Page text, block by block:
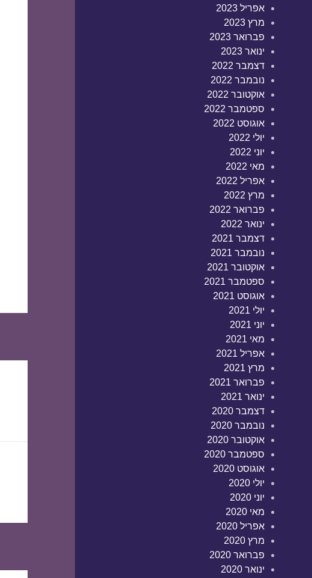
אפריל 2023
מרץ 2023
פברואר 2023
ינואר 2023
דצמבר 2022
נובמבר 2022
אוקטובר 2022
ספטמבר 2022
אוגוסט 2022
יולי 2022
יוני 2022
מאי 2022
אפריל 2022
מרץ 2022
פברואר 2022
ינואר 2022
דצמבר 2021
נובמבר 2021
אוקטובר 2021
ספטמבר 2021
אוגוסט 2021
יולי 2021
יוני 2021
מאי 2021
אפריל 2021
מרץ 2021
פברואר 2021
ינואר 2021
דצמבר 2020
נובמבר 2020
אוקטובר 2020
ספטמבר 2020
אוגוסט 2020
יולי 2020
יוני 2020
מאי 2020
אפריל 2020
מרץ 2020
פברואר 2020
ינואר 2020